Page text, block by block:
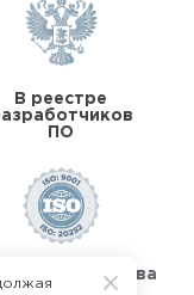
В реестре
ПО
качества